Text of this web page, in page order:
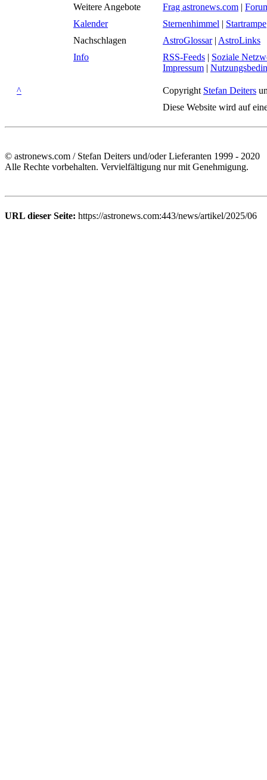
Weitere Angebote
Frag astronews.com |
Kalender
Sternenhimmel | Startrampe
Nachschlagen
AstroGlossar| AstroLinks
Info
RSS-Feeds | Soziale
Impressum |
^ Copyright Stefan Deiters
Diese Website wird auf
© astronews.com / Stefan Deiters und/oder Lieferanten 1999 - 2020
Alle Rechte vorbehalten. Vervielfältigung nur mit Genehmigung.
URL dieser Seite: https://astronews.com:443/news/artikel/2025/06